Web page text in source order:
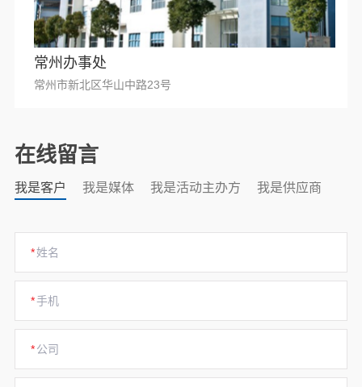
常州办事处
常州市新北区华山中路23号
在线留言
我是客户 我是媒体 我是活动主办方 我是供应商
*姓名
*手机
*公司